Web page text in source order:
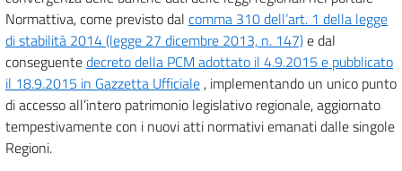
Normattiva, come previsto dal comma 310 dell’art. 1 della legge
di stabilità 2014 (legge 27 dicembre 2013, n. 147)e dal
conseguentedecreto della PCM adottato il 4.9.2015 e pubblicato
il 18.9.2015 in Gazzetta Ufficiale , implementando un unico punto
di accesso all’intero patrimonio legislativo regionale, aggiornato
tempestivamente con i nuovi atti normativi emanati dalle singole
Regioni.